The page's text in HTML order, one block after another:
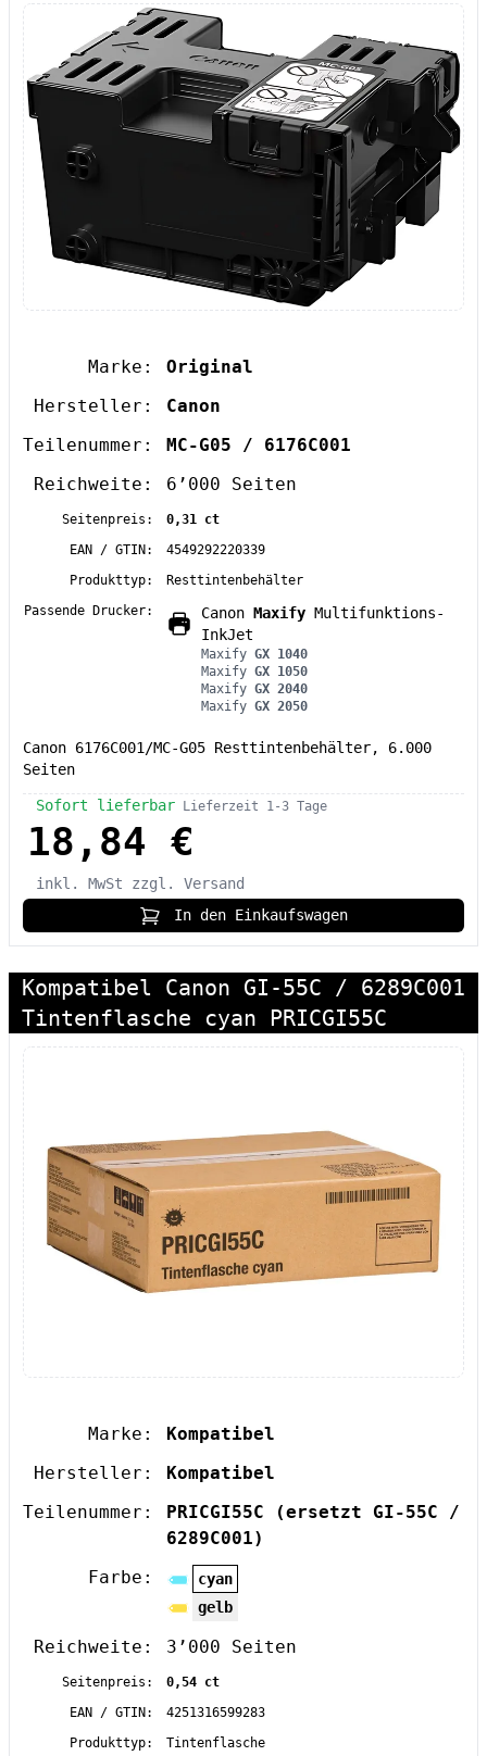
Marke:
Original
Hersteller:
Canon
Teilenummer:
MC-G05 / 6176C001
Reichweite:
6’000 Seiten
Seitenpreis:
0,31 ct
EAN / GTIN:
4549292220339
Produkttyp:
Resttintenbehälter
Passende Drucker:
Canon Maxify Multifunktions-
InkJet
Maxify GX 1040
Maxify GX 1050
Maxify GX 2040
Maxify GX 2050
Canon 6176C001/MC-G05 Resttintenbehälter, 6.000
Seiten
Sofort lieferbar Lieferzeit 1-3 Tage
18,84 €
inkl. MwSt
zzgl. Versand
In den Einkaufswagen
Kompatibel Canon GI-55C / 6289C001
Tintenflasche cyan PRICGI55C
Marke:
Kompatibel
Hersteller:
Kompatibel
Teilenummer:
PRICGI55C
(ersetzt GI-55C /
6289C001)
Farbe:
cyan
gelb
Reichweite: 3’000 Seiten
Seitenpreis:
0,54 ct
EAN / GTIN:
4251316599283
Produkttyp:
Tintenflasche